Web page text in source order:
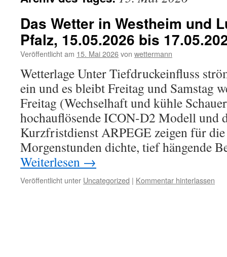
Das Wetter in Westheim und
Pfalz, 15.05.2026 bis
Veröffentlicht am 15. Mai 2026von wettermann
Wetterlage Unter Tiefdruckeinfluss
ein und es bleibt Freitag und Samstag
Freitag (Wechselhaft und kühle
hochauflösende ICON-D2 Modell und
Kurzfristdienst ARPEGE zeigen für
Morgenstunden dichte, tief hängende
Weiterlesen →
Veröffentlicht unter Uncategorized | Kommentar hinterlassen